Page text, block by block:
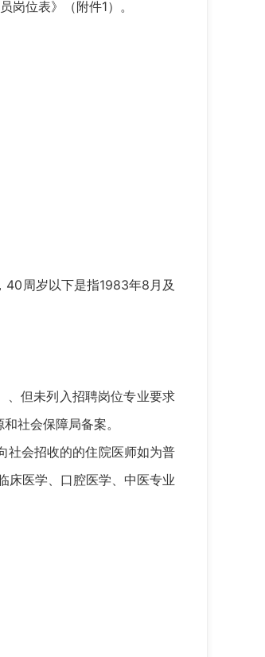
位表》（附件1）。
周岁以下是指1983年8月及
但未列入招聘岗位专业要求
社会保障局备案。
会招收的的住院医师如为普
床医学、口腔医学、中医专业